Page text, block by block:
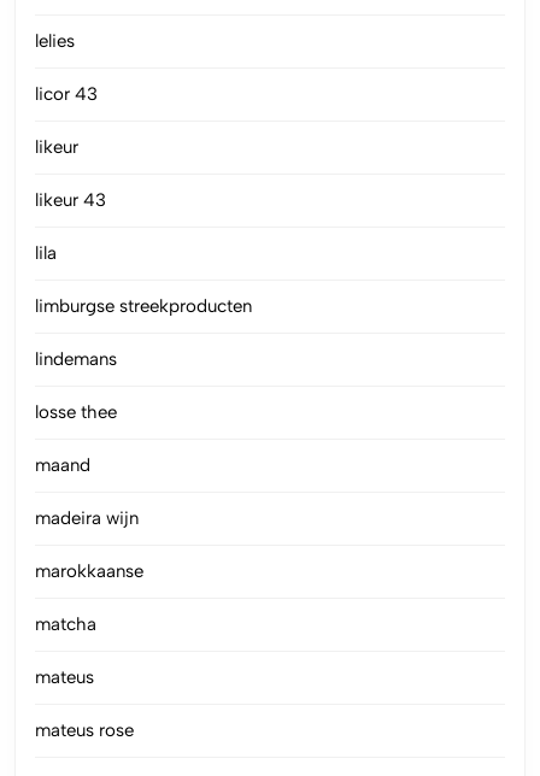
lelies
licor 43
likeur
likeur 43
lila
limburgse streekproducten
lindemans
losse thee
maand
madeira wijn
marokkaanse
matcha
mateus
mateus rose